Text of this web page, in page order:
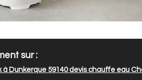
sur :
Dunkerque 59140devis chauffe eau